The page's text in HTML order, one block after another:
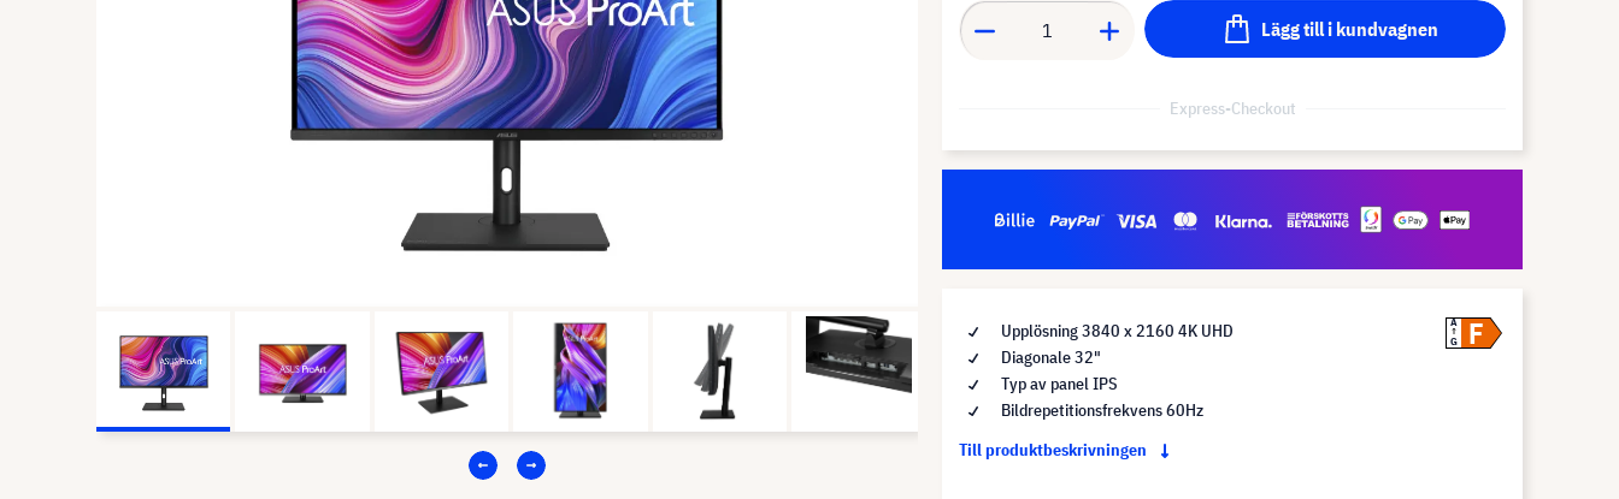
Lägg till i kundvagnen
Express-Checkout
Upplösning 3840 x 2160 4K UHD
Diagonale 32"
Typ av panel IPS
Bildrepetitionsfrekvens 60Hz
Till produktbeskrivningen
A
G
F